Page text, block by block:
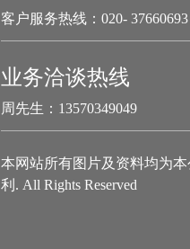
客户服务热线：020- 37660693
业务洽谈热线
周先生：13570349049
本网站所有图片及资料均为
利. All Rights Reserved